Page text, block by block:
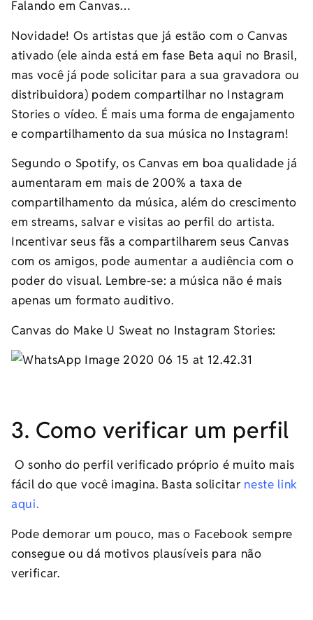
Falando em Canvas…
Novidade! Os artistas que já estão com o Canvas
ativado (ele ainda está em fase Beta aqui no Brasil,
mas você já pode solicitar para a sua gravadora ou
distribuidora) podem compartilhar no Instagram
Stories o vídeo. É mais uma forma de engajamento
e compartilhamento da sua música no Instagram!
Segundo o Spotify, os Canvas em boa qualidade já
aumentaram em mais de 200% a taxa de
compartilhamento da música, além do crescimento
em streams, salvar e visitas ao perfil do artista.
Incentivar seus fãs a compartilharem seus Canvas
com os amigos, pode aumentar a audiência com o
poder do visual. Lembre-se: a música não é mais
apenas um formato auditivo.
Canvas do Make U Sweat no Instagram Stories:
3. Como verificar um perfil
O sonho do perfil verificado próprio é muito mais
fácil do que você imagina. Basta solicitar neste link
aqui.
Pode demorar um pouco, mas o Facebook sempre
consegue ou dá motivos plausíveis para não
verificar.